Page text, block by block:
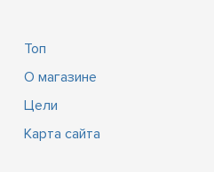
Топ
О магазине
Цели
Карта сайта